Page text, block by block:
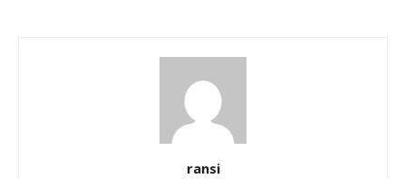
ransi